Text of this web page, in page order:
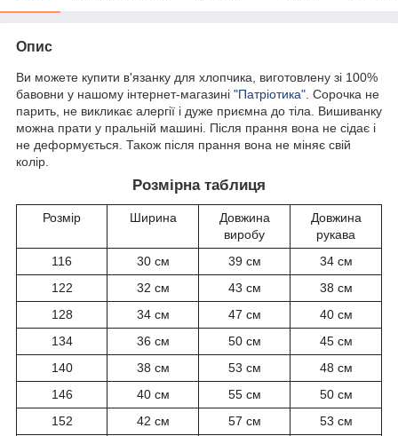
Опис
Ви можете купити в'язанку для хлопчика, виготовлену зі 100%
бавовни у нашому інтернет-магазині "Патріотика" . Сорочка не
парить, не викликає алергії і дуже приємна до тіла. Вишиванку
можна прати у пральній машині. Після прання вона не сідає і
не деформується. Також після прання вона не міняє свій
колір.
Розмірна таблиця
Розмір Ширина
Довжина
виробу
Довжина
рукава
116
30 см 39 см
34 см
122
32 см 43 см
38 см
128
34 см 47 см
40 см
134
36 см 50 см
45 см
140
38 см 53 см
48 см
146
40 см 55 см
50 см
152
42 см 57 см
53 см